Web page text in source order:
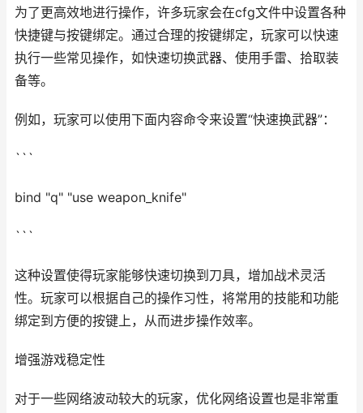
为了更高效地进行操作，许多玩家会在cfg文件中设置各种
快捷键与按键绑定。通过合理的按键绑定，玩家可以快速
执行一些常见操作，如快速切换武器、使用手雷、拾取装
备等。
例如，玩家可以使用下面内容命令来设置“快速换武器”：
```
bind "q" "use weapon_knife"
```
这种设置使得玩家能够快速切换到刀具，增加战术灵活
性。玩家可以根据自己的操作习性，将常用的技能和功能
绑定到方便的按键上，从而进步操作效率。
增强游戏稳定性
对于一些网络波动较大的玩家，优化网络设置也是非常重